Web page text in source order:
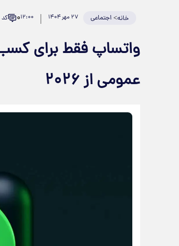
خانه>اجتماعی ۲۷ مهر ۱۴۰۴ ۱۲:۰۰۰ کد
واتساپ فقط برای
عمومی از ۲۰۲۶